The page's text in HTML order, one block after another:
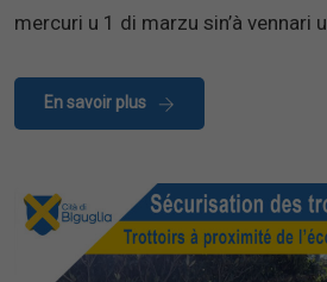
mercuri u 1 di marzu sin’à vennari u
En savoir plus